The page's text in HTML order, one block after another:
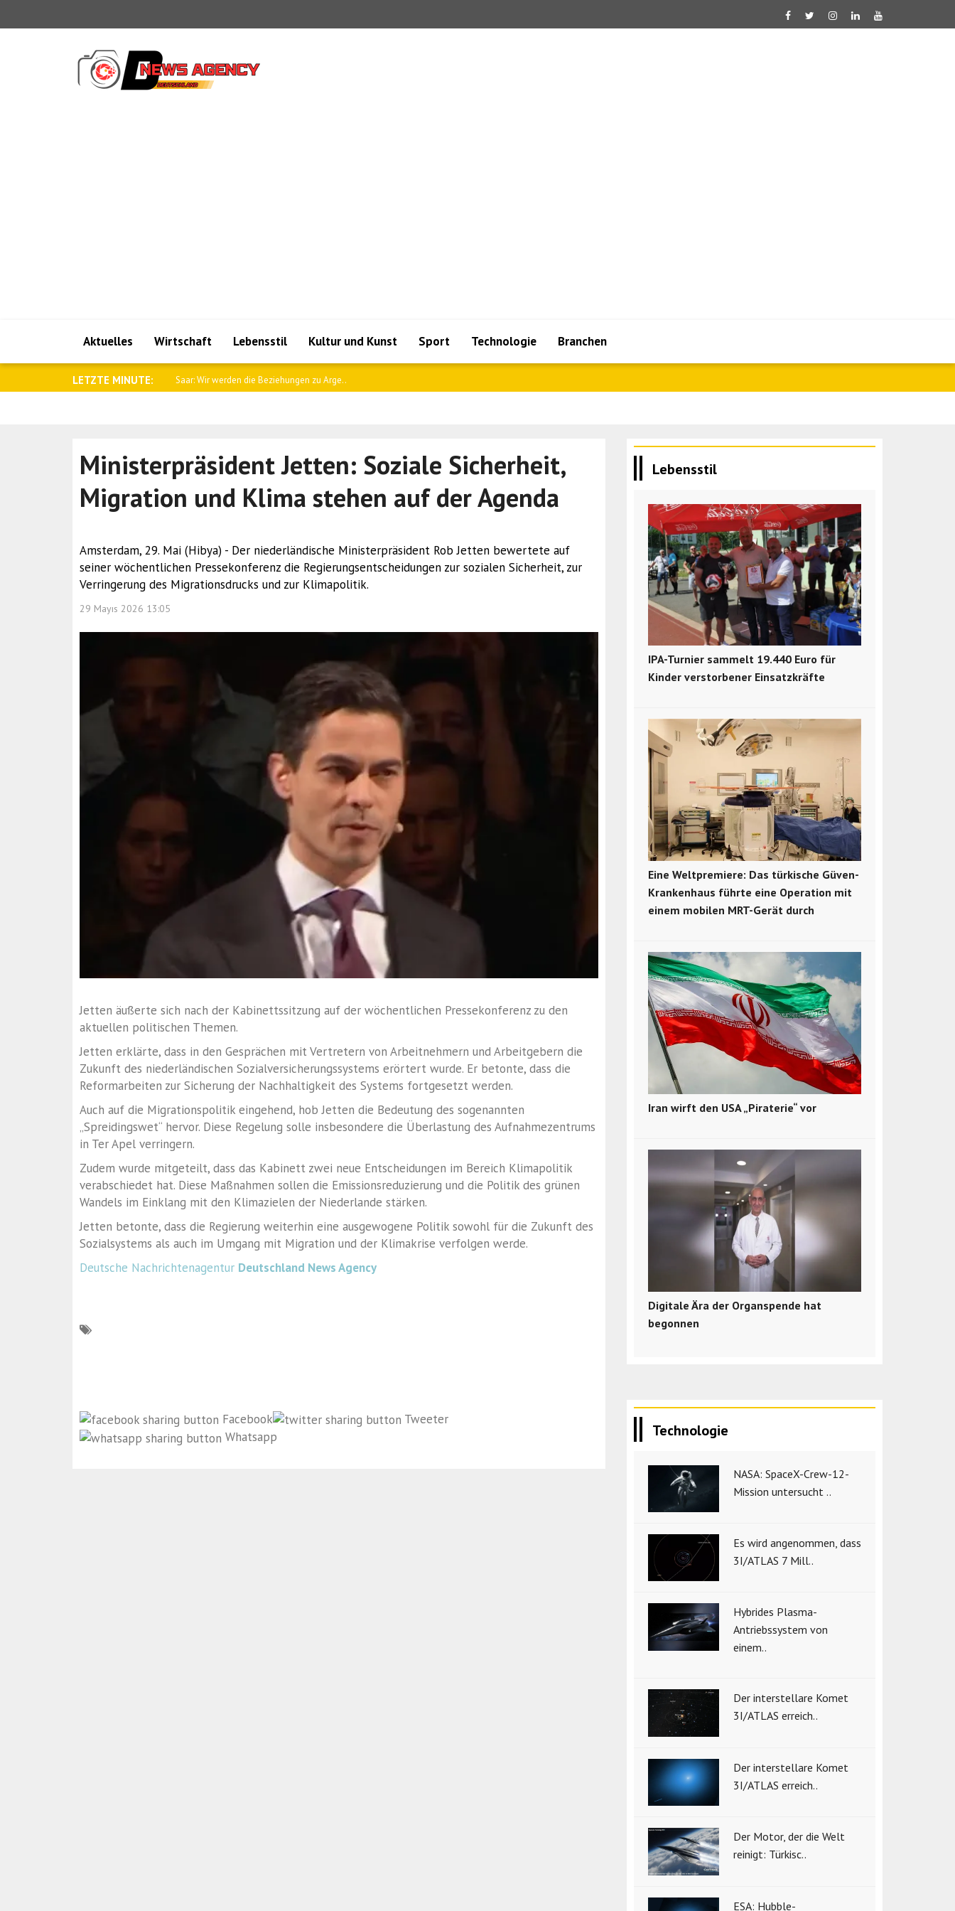
Aktuelles Wirtschaft Lebensstil Kultur und Kunst Sport Technologie Branchen
LETZTE MINUTE: Saar: Wir werden die Beziehungen zu Arge..
Ministerpräsident Jetten: Soziale Sicherheit,
Migration und Klima stehen auf der Agenda
Amsterdam, 29. Mai (Hibya) - Der niederländische Ministerpräsident Rob Jetten bewertete auf
seiner wöchentlichen Pressekonferenz die Regierungsentscheidungen zur sozialen Sicherheit, zur
Verringerung des Migrationsdrucks und zur Klimapolitik.
29 Mayıs 2026 13:05
Jetten äußerte sich nach der Kabinettssitzung auf der wöchentlichen Pressekonferenz zu den
aktuellen politischen Themen.
Jetten erklärte, dass in den Gesprächen mit Vertretern von Arbeitnehmern und Arbeitgebern die
Zukunft des niederländischen Sozialversicherungssystems erörtert wurde. Er betonte, dass die
Reformarbeiten zur Sicherung der Nachhaltigkeit des Systems fortgesetzt werden.
Auch auf die Migrationspolitik eingehend, hob Jetten die Bedeutung des sogenannten
„Spreidingswet“ hervor. Diese Regelung solle insbesondere die Überlastung des Aufnahmezentrums
in Ter Apel verringern.
Zudem wurde mitgeteilt, dass das Kabinett zwei neue Entscheidungen im Bereich Klimapolitik
verabschiedet hat. Diese Maßnahmen sollen die Emissionsreduzierung und die Politik des grünen
Wandels im Einklang mit den Klimazielen der Niederlande stärken.
Jetten betonte, dass die Regierung weiterhin eine ausgewogene Politik sowohl für die Zukunft des
Sozialsystems als auch im Umgang mit Migration und der Klimakrise verfolgen werde.
Deutsche Nachrichtenagentur Deutschland News Agency
Facebook
Tweeter
Whatsapp
Lebensstil
IPA-Turnier sammelt 19.440 Euro für
Kinder verstorbener Einsatzkräfte
Eine Weltpremiere: Das türkische Güven-
Krankenhaus führte eine Operation mit
einem mobilen MRT-Gerät durch
Iran wirft den USA „Piraterie“ vor
Digitale Ära der Organspende hat
begonnen
Technologie
NASA: SpaceX-Crew-12-
Mission untersucht ..
Es wird angenommen, dass
3I/ATLAS 7 Mill..
Hybrides Plasma-
Antriebssystem von
einem..
Der interstellare Komet
3I/ATLAS erreich..
Der interstellare Komet
3I/ATLAS erreich..
Der Motor, der die Welt
reinigt: Türkisc..
ESA: Hubble-